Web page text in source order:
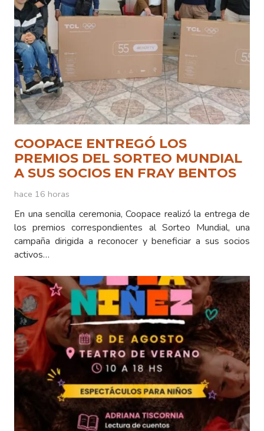
COOPACE ENTREGÓ LOS
PREMIOS DEL SORTEO MUNDIAL
A SUS SOCIOS EN FRAY BENTOS
hace 16 horas
En una sencilla ceremonia, Coopace realizó la entrega de
los premios correspondientes al Sorteo Mundial, una
campaña dirigida a reconocer y beneficiar a sus socios
activos…